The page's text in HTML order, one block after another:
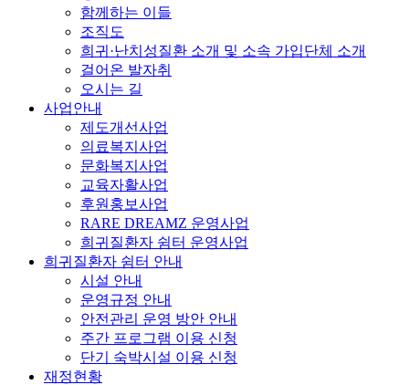
함께하는 이들
조직도
희귀·난치성질환 소개 및 소속 가입단체 소개
걸어온 발자취
오시는 길
사업안내
제도개선사업
의료복지사업
문화복지사업
교육자활사업
후원홍보사업
RARE DREAMZ 운영사업
희귀질환자 쉼터 운영사업
희귀질환자 쉼터 안내
시설 안내
운영규정 안내
안전관리 운영 방안 안내
주간 프로그램 이용 신청
단기 숙박시설 이용 신청
재정현황